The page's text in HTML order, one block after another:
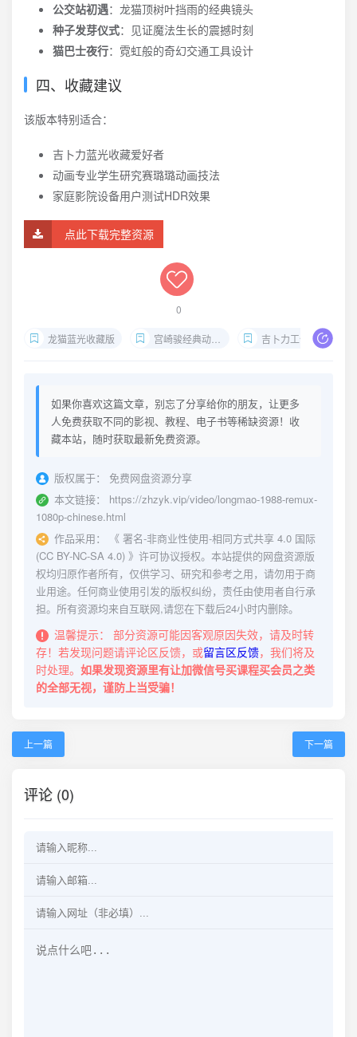
公交站初遇：龙猫顶树叶挡雨的经典镜头
种子发芽仪式：见证魔法生长的震撼时刻
猫巴士夜行：霓虹般的奇幻交通工具设计
四、收藏建议
该版本特别适合：
吉卜力蓝光收藏爱好者
动画专业学生研究赛璐璐动画技法
家庭影院设备用户测试HDR效果
点此下载完整资源
0
龙猫蓝光收藏版 宫崎骏经典动画下载 吉卜力工作室remux资源
如果你喜欢这篇文章，别忘了分享给你的朋友，让更多
人免费获取不同的影视、教程、电子书等稀缺资源！收
藏本站，随时获取最新免费资源。
版权属于：
免费网盘资源分享
本文链接：
https://zhzyk.vip/video/longmao-1988-remux-
1080p-chinese.html
作品采用：
《 署名-非商业性使用-相同方式共享 4.0 国际
(CC BY-NC-SA 4.0) 》许可协议授权。本站提供的网盘资源版
权均归原作者所有，仅供学习、研究和参考之用，请勿用于商
业用途。任何商业使用引发的版权纠纷，责任由使用者自行承
担。所有资源均来自互联网,请您在下载后24小时内删除。
温馨提示：
部分资源可能因客观原因失效，请及时转
存！若发现问题请评论区反馈，或留言区反馈，我们将及
时处理。 如果发现资源里有让加微信号买课程买会员之类
的全部无视，谨防上当受骗！
上一篇 下一篇
评论 (0)